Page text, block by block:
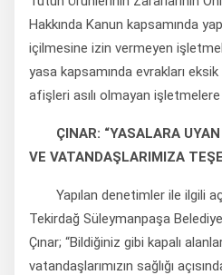
Hakkında Kanun kapsamında
içilmesine izin vermeyen
yasa kapsamında evrakları
afişleri asılı olmayan işletmelere
ÇINAR: “YASALARA
VE VATANDAŞLARIMIZA
Yapılan denetimler ile ilgili
Tekirdağ Süleymanpaşa Belediye
Çınar; “Bildiğiniz gibi kapalı
vatandaşlarımızın sağlığı